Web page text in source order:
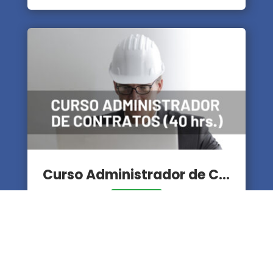
Curso Administrador de Contratos